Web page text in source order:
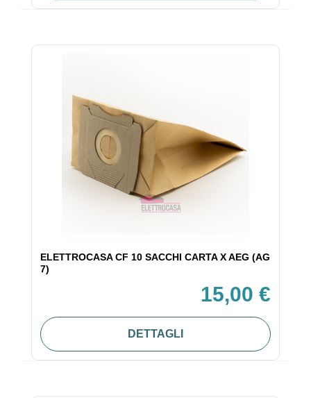
ELETTROCASA CF 10 SACCHI CARTA X AEG (AG
7)
15,00 €
DETTAGLI